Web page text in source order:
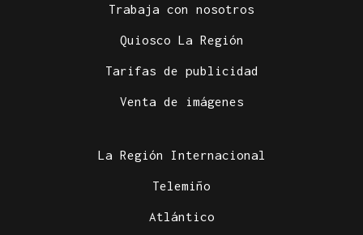
Trabaja con nosotros
Quiosco La Región
Tarifas de publicidad
Venta de imágenes
La Región Internacional
Telemiño
Atlántico